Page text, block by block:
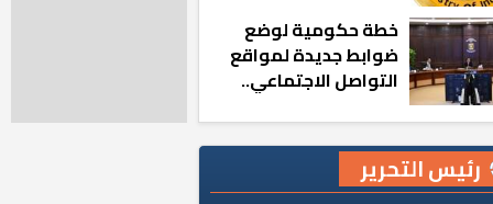
خطة حكومية لوضع
ضوابط جديدة لمواقع
التواصل الاجتماعي..
رئيس التحرير